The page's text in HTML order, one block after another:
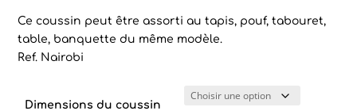
Ce coussin peut être assorti au tapis, pouf, tabouret,
table, banquette du même modèle.
Ref. Nairobi
Dimensions du coussin